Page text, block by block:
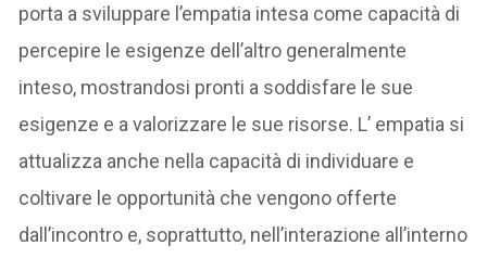
porta a sviluppare l’empatia intesa come capacità di
percepire le esigenze dell’altro generalmente
inteso, mostrandosi pronti a soddisfare le sue
esigenze e a valorizzare le sue risorse. L’ empatia si
attualizza anche nella capacità di individuare e
coltivare le opportunità che vengono offerte
dall’incontro e, soprattutto, nell’interazione all’interno